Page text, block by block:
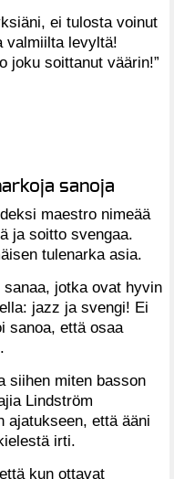
ei tulosta voinut
valmiilta levyltä!
joku soittanut väärin!”
sanoja
maestro nimeää
ja soitto svengaa.
tulenarka asia.
jotka ovat hyvin
jazz ja svengi! Ei
sanoa, että osaa
siihen miten basson
Lindström
ajatukseen, että ääni
irti.
kun ottavat